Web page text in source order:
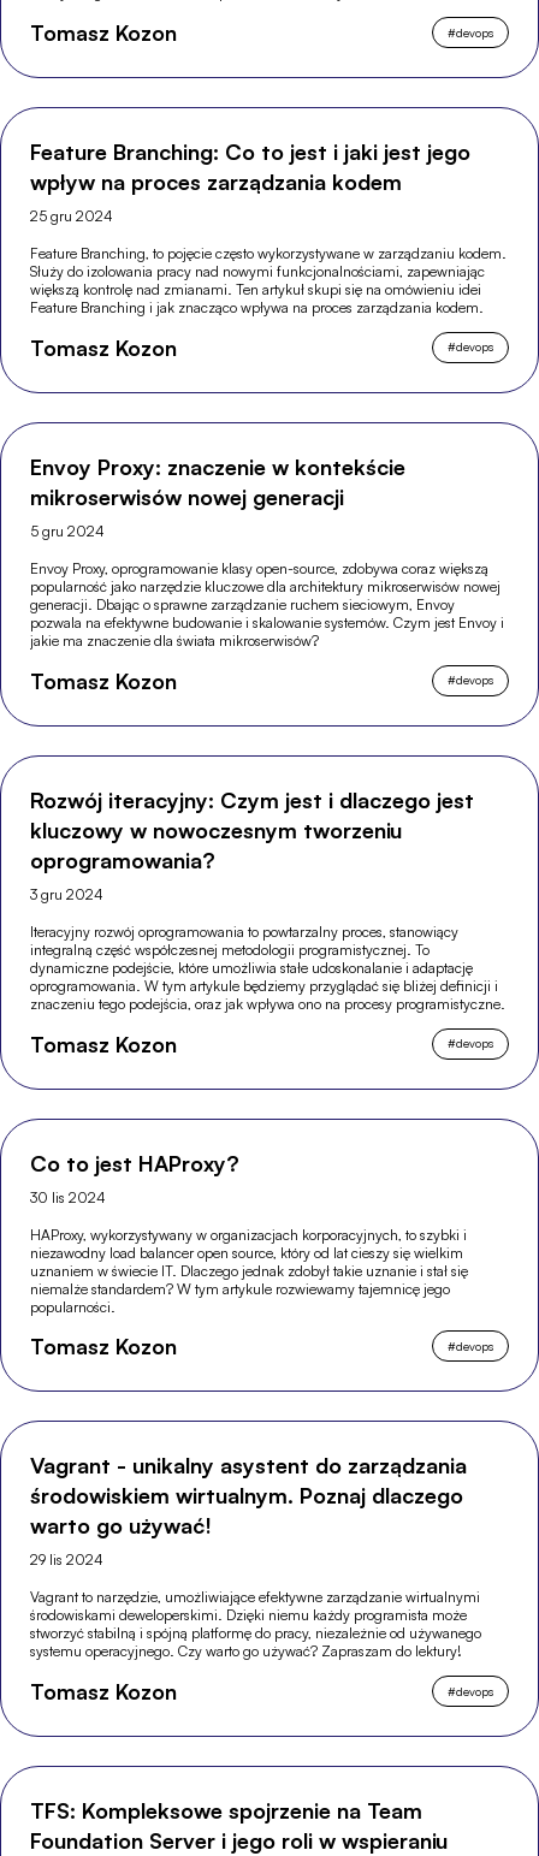
Tomasz Kozon #devops
Feature Branching: Co to jest i jaki jest jego
wpływ na proces zarządzania kodem
25 gru 2024
Feature Branching, to pojęcie często wykorzystywane w zarządzaniu kodem.
Służy do izolowania pracy nad nowymi funkcjonalnościami, zapewniając
większą kontrolę nad zmianami. Ten artykuł skupi się na omówieniu idei
Feature Branching i jak znacząco wpływa na proces zarządzania kodem.
Tomasz Kozon #devops
Envoy Proxy: znaczenie w kontekście
mikroserwisów nowej generacji
5 gru 2024
Envoy Proxy, oprogramowanie klasy open-source, zdobywa coraz większą
popularność jako narzędzie kluczowe dla architektury mikroserwisów nowej
generacji. Dbając o sprawne zarządzanie ruchem sieciowym, Envoy
pozwala na efektywne budowanie i skalowanie systemów. Czym jest Envoy i
jakie ma znaczenie dla świata mikroserwisów?
Tomasz Kozon #devops
Rozwój iteracyjny: Czym jest i dlaczego jest
kluczowy w nowoczesnym tworzeniu
oprogramowania?
3 gru 2024
Iteracyjny rozwój oprogramowania to powtarzalny proces, stanowiący
integralną część współczesnej metodologii programistycznej. To
dynamiczne podejście, które umożliwia stałe udoskonalanie i adaptację
oprogramowania. W tym artykule będziemy przyglądać się bliżej definicji i
znaczeniu tego podejścia, oraz jak wpływa ono na procesy programistyczne.
Tomasz Kozon #devops
Co to jest HAProxy?
30 lis 2024
HAProxy, wykorzystywany w organizacjach korporacyjnych, to szybki i
niezawodny load balancer open source, który od lat cieszy się wielkim
uznaniem w świecie IT. Dlaczego jednak zdobył takie uznanie i stał się
niemalże standardem? W tym artykule rozwiewamy tajemnicę jego
popularności.
Tomasz Kozon #devops
Vagrant - unikalny asystent do zarządzania
środowiskiem wirtualnym. Poznaj dlaczego
warto go używać!
29 lis 2024
Vagrant to narzędzie, umożliwiające efektywne zarządzanie wirtualnymi
środowiskami deweloperskimi. Dzięki niemu każdy programista może
stworzyć stabilną i spójną platformę do pracy, niezależnie od używanego
systemu operacyjnego. Czy warto go używać? Zapraszam do lektury!
Tomasz Kozon #devops
TFS: Kompleksowe spojrzenie na Team
Foundation Server i jego roli w wspieraniu